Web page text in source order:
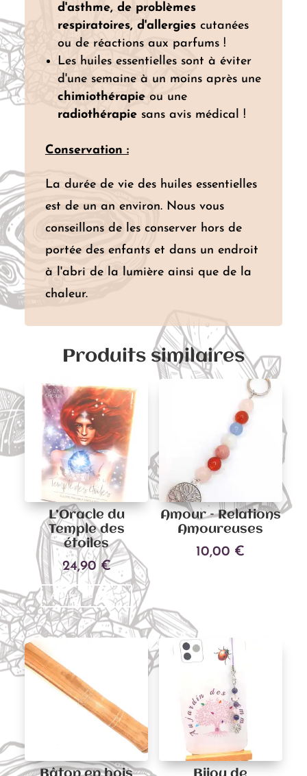
d'asthme, de problèmes
respiratoires, d'allergiescutanées
ou de réactions aux parfums !
Les huiles essentielles sont à éviter
d'une semaine à un moins après une
chimiothérapieou une
radiothérapiesans avis médical !
Conservation :
La durée de vie des huiles essentielles
est de un an environ. Nous vous
conseillons de les conserver hors de
portée des enfants et dans un endroit
à l'abri de la lumière ainsi que de la
chaleur.
Produits similaires
L’Oracle du
Temple des
étoiles
24,90€
Ajouter au panier
Amour – Relations
Amoureuses
10,00 €